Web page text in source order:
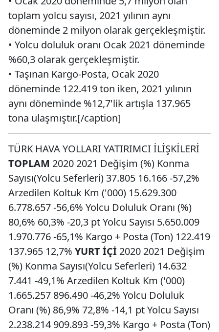
toplam yolcu sayısı, 2021 yılının aynı
döneminde 2 milyon olarak gerçekleşmiştir.
• Yolcu doluluk oranı Ocak 2021 döneminde
%60,3 olarak gerçekleşmiştir.
• Taşınan Kargo-Posta, Ocak 2020
döneminde 122.419 ton iken, 2021 yılının
aynı döneminde %12,7'lik artışla 137.965
tona ulaşmıştır.[/caption]
TÜRK HAVA YOLLARI YATIRIMCI İLİŞKİLERİ
TOPLAM 2020 2021 Değişim (%) Konma
Sayısı(Yolcu Seferleri) 37.805 16.166 -57,2%
Arzedilen Koltuk Km ('000) 15.629.300
6.778.657 -56,6% Yolcu Doluluk Oranı (%)
80,6% 60,3% -20,3 pt Yolcu Sayısı 5.650.009
1.970.776 -65,1% Kargo + Posta (Ton) 122.419
137.965 12,7% YURT İÇİ 2020 2021 Değişim
(%) Konma Sayısı(Yolcu Seferleri) 14.632
7.441 -49,1% Arzedilen Koltuk Km ('000)
1.665.257 896.490 -46,2% Yolcu Doluluk
Oranı (%) 86,9% 72,8% -14,1 pt Yolcu Sayısı
2.238.214 909.893 -59,3% Kargo + Posta (Ton)